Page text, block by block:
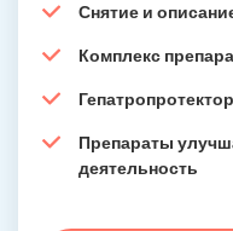
Снятие и
Комплекс
Препараты
деятельность